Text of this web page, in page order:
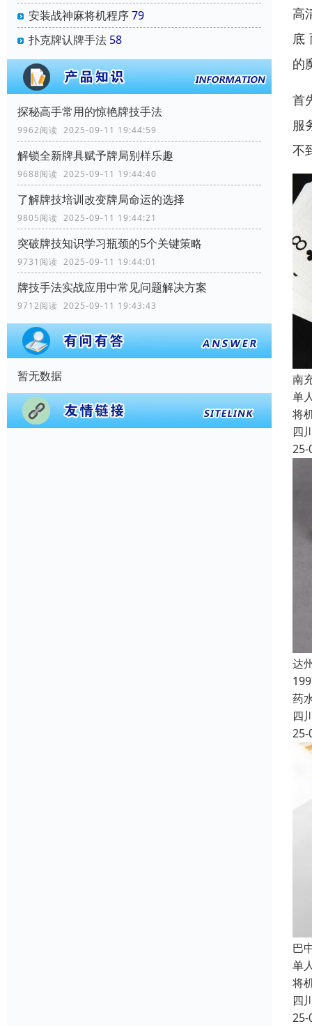
安装战神麻将机程序79
扑克牌认牌手法 58
探秘高手常用的惊艳牌技手法
9962阅读 2025-09-11 19:44:59
解锁全新牌具赋予牌局别样乐趣
9688阅读 2025-09-11 19:44:40
了解牌技培训改变牌局命运的选择
9805阅读 2025-09-11 19:44:21
突破牌技知识学习瓶颈的5个关键策略
9731阅读 2025-09-11 19:44:01
牌技手法实战应用中常见问题解决方案
9712阅读 2025-09-11 19:43:43
暂无数据
高
底
的
首
服
不
南
单
将
四
25-
达
药
四
25-
巴
单
将
四
25-